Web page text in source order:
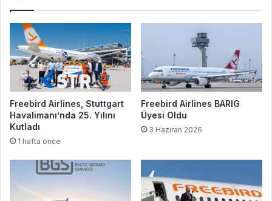
Freebird Airlines, Stuttgart
Havalimanı’nda 25. Yılını
Kutladı
1 hafta önce
Freebird Airlines BARIG
Üyesi Oldu
3 Haziran 2026